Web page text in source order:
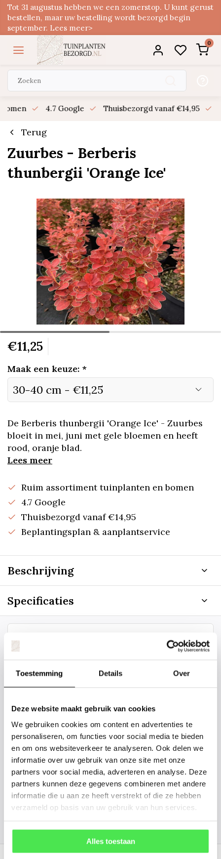
Toestemming Details Over
Deze website maakt gebruik van cookies
We gebruiken cookies om content en advertenties te
personaliseren, om functies voor social media te bieden
en om ons websiteverkeer te analyseren. Ook delen we
informatie over uw gebruik van onze site met onze
partners voor social media, adverteren en analyse. Deze
partners kunnen deze gegevens combineren met andere
informatie die u aan ze heeft verstrekt of die ze hebben
verzameld op basis van uw gebruik van hun services.
Alles toestaan
Tot 31 augustus hebben we een zomerstop. U kunt gerust
bestellen, maar uw bestelling wordt bezorgd begin
september. Lees meer>
0
4.7 Google Thuisbezorgd vanaf €14,95
Terug
Zuurbes - Berberis
thunbergii 'Orange Ice'
€11,25
Maak een keuze: *
De Berberis thunbergii 'Orange Ice' - Zuurbes
bloeit in mei, juni met gele bloemen en heeft
rood, oranje blad.
Lees meer
Ruim assortiment tuinplanten en bomen
4.7 Google
Thuisbezorgd vanaf €14,95
Beplantingsplan & aanplantservice
Beschrijving
Specificaties
Staat uw plantsoort of maat er niet
tussen? Laat het ons weten, dan
gaan we voor u kijken. Stuur ons
de plantnaam, hoogte, stamdikte en
boom er ongeveer eruit ziet? We
kunnen u een foto sturen.
info@tuinplantenbezorgd.nl
06 45 601 508 (tijdelijk niet bereikbaar)
Recent bekeken